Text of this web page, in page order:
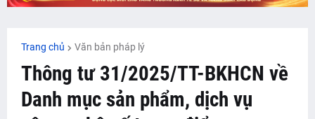
Trang chủ Văn bản pháp lý
Thông tư 31/2025/TT-BKHCN về
Danh mục sản phẩm, dịch vụ